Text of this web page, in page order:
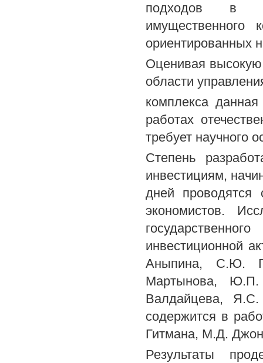
подходов в
имущественного
ориентированных
Оценивая высокую
области
комплекса
работах
требует научного
Степень
инвестициям,
дней проводятся
экономистов.
инвестиционной
Аныпина, С.Ю.
Мартынова,
Валдайцева,
содержится в
Гитмана, М.Д.
Результаты